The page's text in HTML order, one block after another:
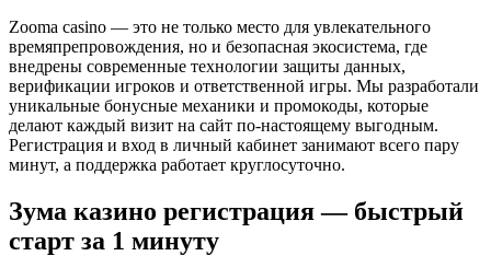
Zooma casino — это не только место для увлекательного
времяпрепровождения, но и безопасная экосистема, где
внедрены современные технологии защиты данных,
верификации игроков и ответственной игры. Мы разработали
уникальные бонусные механики и промокоды, которые
делают каждый визит на сайт по-настоящему выгодным.
Регистрация и вход в личный кабинет занимают всего пару
минут, а поддержка работает круглосуточно.
Зума казино регистрация — быстрый
старт за 1 минуту